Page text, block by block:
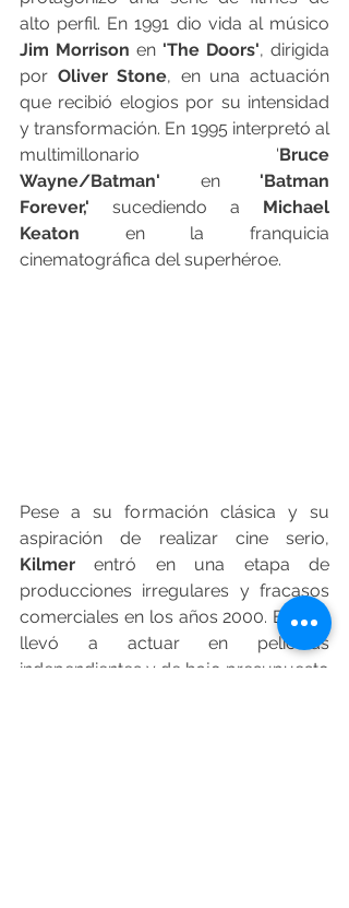
Jim Morrison en 'The Doors', dirigida
por Oliver Stone, en una actuación
que recibió elogios por su intensidad
y transformación. En 1995 interpretó al
multimillonario 'Bruce
Wayne/Batman' en 'Batman
Forever,' sucediendo a Michael
Keaton en la franquicia
cinematográfica del superhéroe.
Pese a su formación clásica y su
Kilmer entró en una etapa de
producciones irregulares y fracasos
comerciales en los años 2000. Esto lo
llevó a actuar en películas
independientes y de bajo presupuesto